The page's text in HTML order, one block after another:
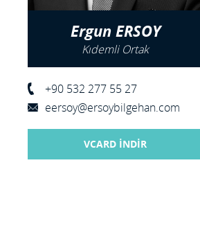
Ergun ERSOY
Kıdemli Ortak
+90 532 277 55 27
eersoy@ersoybilgehan.com
VCARD İNDİR